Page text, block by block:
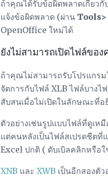
ถ้าคุณได้รับข้อผิดพลาดเกี่ยวกั
แจ้งข้อผิดพลาด (ผ่าน
OpenOffice ใหม่ได้
ยังไม่สามารถเปิดไฟล์ขอ
ถ้าคุณไม่สามารถรับโปรแกร
จัดการกับไฟล์ XLB ไฟล์บาง
สับสนเมื่อไม่เปิดในลักษณะที่อ
ตัวอย่างเช่นรูปแบบไฟล์ที่ดูเห
แต่คนหลังเป็นไฟล์สเปรดชีตที่
Excel ปกติ ( ดับเบิลคลิกหรือใ
XNB และ XWB เป็นอีกสองตั